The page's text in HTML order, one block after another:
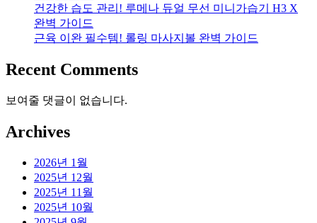
건강한 습도 관리! 루메나 듀얼 무선 미니가습기 H3 X
완벽 가이드
근육 이완 필수템! 롤링 마사지볼 완벽 가이드
Recent Comments
보여줄 댓글이 없습니다.
Archives
2026년 1월
2025년 12월
2025년 11월
2025년 10월